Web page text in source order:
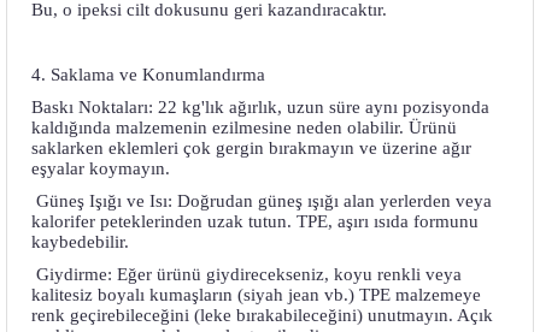
Bu, o ipeksi cilt dokusunu geri kazandıracaktır.
4. Saklama ve Konumlandırma
Baskı Noktaları: 22 kg'lık ağırlık, uzun süre aynı pozisyonda
kaldığında malzemenin ezilmesine neden olabilir. Ürünü
saklarken eklemleri çok gergin bırakmayın ve üzerine ağır
eşyalar koymayın.
Güneş Işığı ve Isı: Doğrudan güneş ışığı alan yerlerden veya
kalorifer peteklerinden uzak tutun. TPE, aşırı ısıda formunu
kaybedebilir.
Giydirme: Eğer ürünü giydirecekseniz, koyu renkli veya
kalitesiz boyalı kumaşların (siyah jean vb.) TPE malzemeye
renk geçirebileceğini (leke bırakabileceğini) unutmayın. Açık